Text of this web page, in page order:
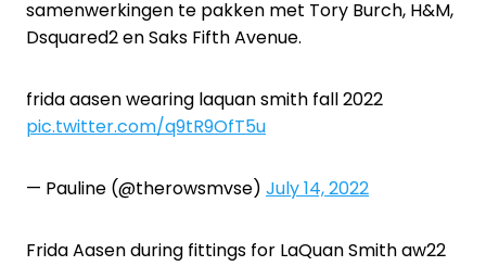
samenwerkingen te pakken met Tory Burch, H&M,
Dsquared2 en Saks Fifth Avenue.
frida aasen wearing laquan smith fall 2022
pic.twitter.com/q9tR9OfT5u
— Pauline (@therowsmvse) July 14, 2022
Frida Aasen during fittings for LaQuan Smith aw22